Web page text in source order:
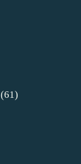
(61)